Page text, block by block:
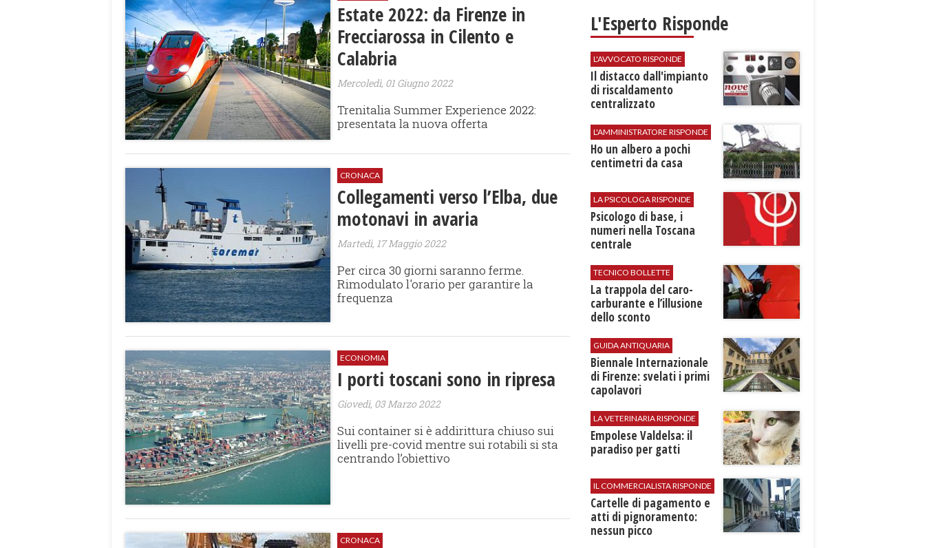
Estate 2022: da Firenze in
Frecciarossa in Cilento e
Calabria
Mercoledì, 01 Giugno 2022
Trenitalia Summer Experience 2022:
presentata la nuova offerta
CRONACA
Collegamenti verso l’Elba, due
motonavi in avaria
Martedì, 17 Maggio 2022
Per circa 30 giorni saranno ferme.
Rimodulato l'orario per garantire la
frequenza
ECONOMIA
I porti toscani sono in ripresa
Giovedì, 03 Marzo 2022
Sui container si è addirittura chiuso sui
livelli pre-covid mentre sui rotabili si sta
centrando l’obiettivo
CRONACA
L'Esperto Risponde
L'AVVOCATO RISPONDE
Il distacco dall'impianto
di riscaldamento
centralizzato
L'AMMINISTRATORE RISPONDE
Ho un albero a pochi
centimetri da casa
LA PSICOLOGA RISPONDE
Psicologo di base, i
numeri nella Toscana
centrale
TECNICO BOLLETTE
​La trappola del caro-
carburante e l’illusione
dello sconto
GUIDA ANTIQUARIA
Biennale Internazionale
di Firenze: svelati i primi
capolavori
LA VETERINARIA RISPONDE
Empolese Valdelsa: il
paradiso per gatti
IL COMMERCIALISTA RISPONDE
Cartelle di pagamento e
atti di pignoramento:
nessun picco